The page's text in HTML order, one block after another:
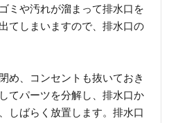
ミや汚れが溜まって排水口を
てしまいますので、排水口の
め、コンセントも抜いておき
てパーツを分解し、排水口か
しばらく放置します。排水口